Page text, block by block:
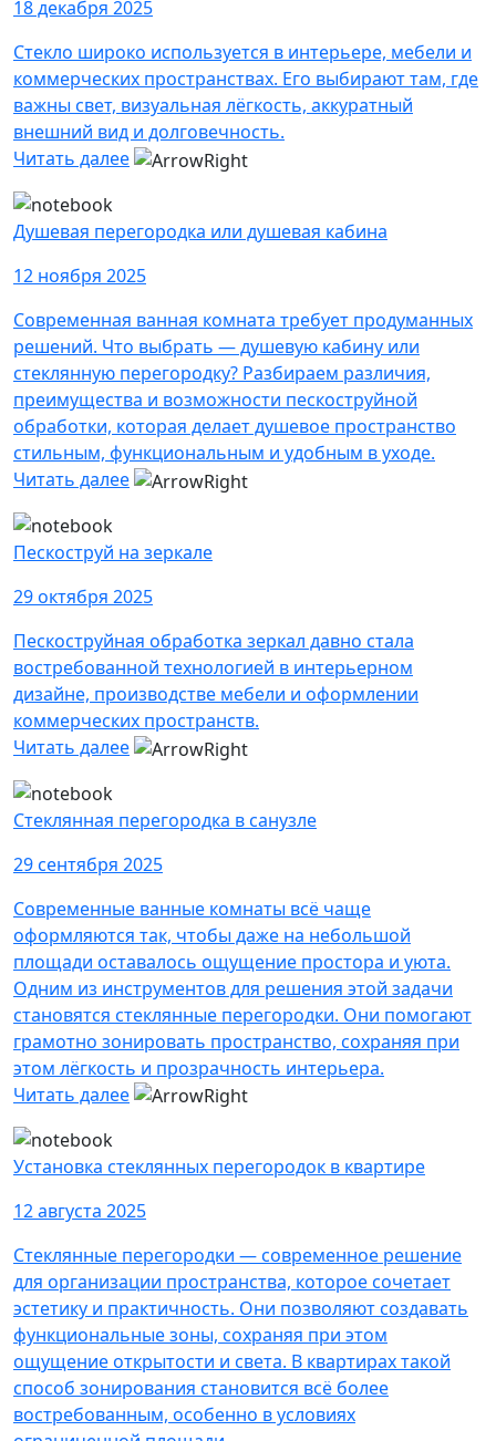
18 декабря 2025
Стекло широко используется в интерьере, мебели и
коммерческих пространствах. Его выбирают там, где
важны свет, визуальная лёгкость, аккуратный
внешний вид и долговечность.
Читать далее
Душевая перегородка или душевая кабина
12 ноября 2025
Современная ванная комната требует продуманных
решений. Что выбрать — душевую кабину или
стеклянную перегородку? Разбираем различия,
преимущества и возможности пескоструйной
обработки, которая делает душевое пространство
стильным, функциональным и удобным в уходе.
Читать далее
Пескоструй на зеркале
29 октября 2025
Пескоструйная обработка зеркал давно стала
востребованной технологией в интерьерном
дизайне, производстве мебели и оформлении
коммерческих пространств.
Читать далее
Стеклянная перегородка в санузле
29 сентября 2025
Современные ванные комнаты всё чаще
оформляются так, чтобы даже на небольшой
площади оставалось ощущение простора и уюта.
Одним из инструментов для решения этой задачи
становятся стеклянные перегородки. Они помогают
грамотно зонировать пространство, сохраняя при
этом лёгкость и прозрачность интерьера.
Читать далее
Установка стеклянных перегородок в квартире
12 августа 2025
Стеклянные перегородки — современное решение
для организации пространства, которое сочетает
эстетику и практичность. Они позволяют создавать
функциональные зоны, сохраняя при этом
ощущение открытости и света. В квартирах такой
способ зонирования становится всё более
востребованным, особенно в условиях